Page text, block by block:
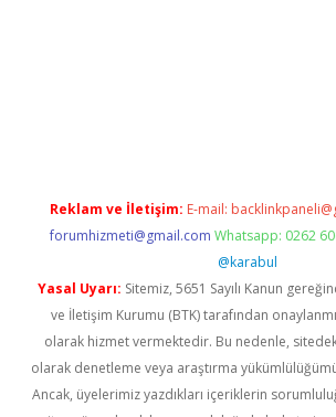
Reklam ve İletişim: E-mail:
forumhizmeti@gmail.com Whatsapp: 0262
@karabul
Yasal Uyarı: Sitemiz, 5651 Sayılı Kanun
ve İletişim Kurumu (BTK) tarafından
olarak hizmet vermektedir. Bu nedenle,
olarak denetleme veya araştırma
Ancak, üyelerimiz yazdıkları içeriklerin